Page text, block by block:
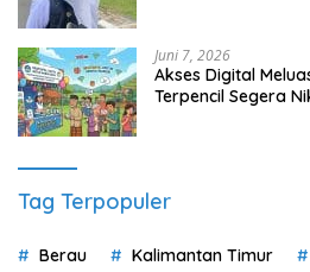
Juni 7, 2026
Akses Digital
Terpencil Segera
Tag Terpopuler
Berau Kalimantan Timur